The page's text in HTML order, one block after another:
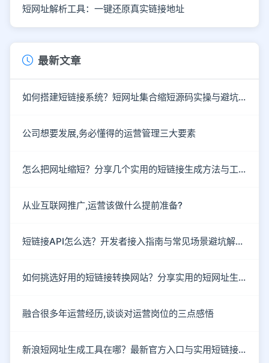
短网址解析工具：一键还原真实链接地址
最新文章
如何搭建短链接系统？短网址集合缩短源码实操与避坑指南
公司想要发展,务必懂得的运营管理三大要素
怎么把网址缩短？分享几个实用的短链接生成方法与工具
从业互联网推广,运营该做什么提前准备?
短链接API怎么选？开发者接入指南与常见场景避坑解析。
如何挑选好用的短链接转换网站？分享实用的短网址生成技巧。
融合很多年运营经历,谈谈对运营岗位的三点感悟
新浪短网址生成工具在哪？最新官方入口与实用短链接工具盘点